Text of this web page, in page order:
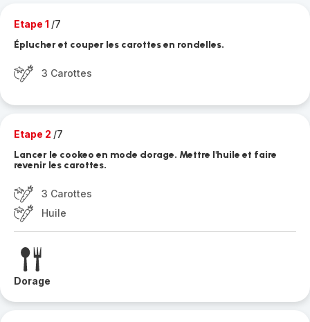
Etape 1 /7
Éplucher et couper les carottes en rondelles.
3 Carottes
Etape 2 /7
Lancer le cookeo en mode dorage. Mettre l'huile et faire
revenir les carottes.
3 Carottes
Huile
Dorage